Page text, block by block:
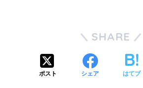
SHARE
ポスト シェア はてブ